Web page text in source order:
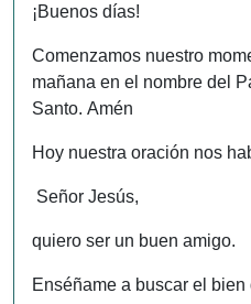
¡Buenos días!
Comenzamos nuestro
mañana en el nombre del
Santo. Amén
Hoy nuestra oración nos
Señor Jesús,
quiero ser un buen amigo.
Enséñame a buscar el